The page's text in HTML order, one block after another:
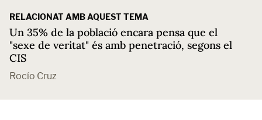
RELACIONAT AMB AQUEST TEMA
Un 35% de la població encara pensa que el
"sexe de veritat" és amb penetració, segons el
CIS
Rocío Cruz